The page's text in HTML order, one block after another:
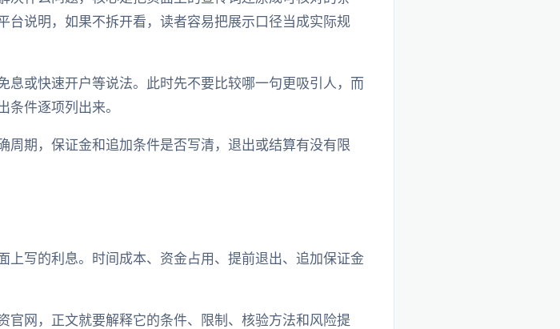
说明，如果不拆开看，读者容易把展示口径当成实际规
或快速开户等说法。此时先不要比较哪一句更吸引人，而
件逐项列出来。
期，保证金和追加条件是否写清，退出或结算有没有限
上写的利息。时间成本、资金占用、提前退出、追加保证金
网，正文就要解释它的条件、限制、核验方法和风险提